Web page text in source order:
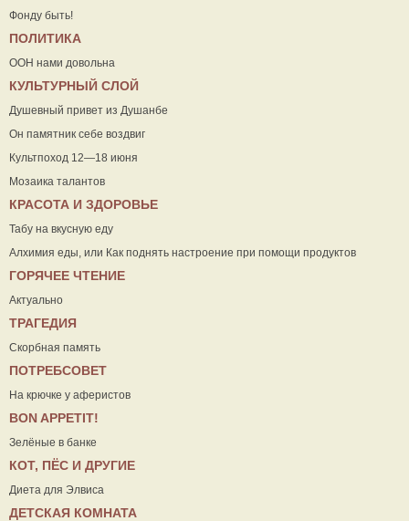
Фонду быть!
ПОЛИТИКА
ООН нами довольна
КУЛЬТУРНЫЙ СЛОЙ
Душевный привет из Душанбе
Он памятник себе воздвиг
Культпоход 12—18 июня
Мозаика талантов
КРАСОТА И ЗДОРОВЬЕ
Табу на вкусную еду
Алхимия еды, или Как поднять настроение при помощи продуктов
ГОРЯЧЕЕ ЧТЕНИЕ
Актуально
ТРАГЕДИЯ
Скорбная память
ПОТРЕБСОВЕТ
На крючке у аферистов
ВON APPETIT!
Зелёные в банке
КОТ, ПЁС И ДРУГИЕ
Диета для Элвиса
ДЕТСКАЯ КОМНАТА